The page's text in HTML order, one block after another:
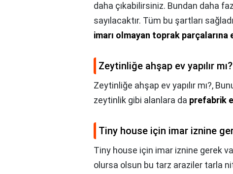
daha çıkabilirsiniz. Bundan daha
sayılacaktır. Tüm bu şartları
imarı olmayan toprak parçalarına
Zeytinliğe ahşap ev yapılır mı?
Zeytinliğe ahşap ev yapılır mı?,
zeytinlik gibi alanlara da prefabrik
Tiny house için imar iznine
Tiny house için imar iznine gerek
olursa olsun bu tarz araziler tarla